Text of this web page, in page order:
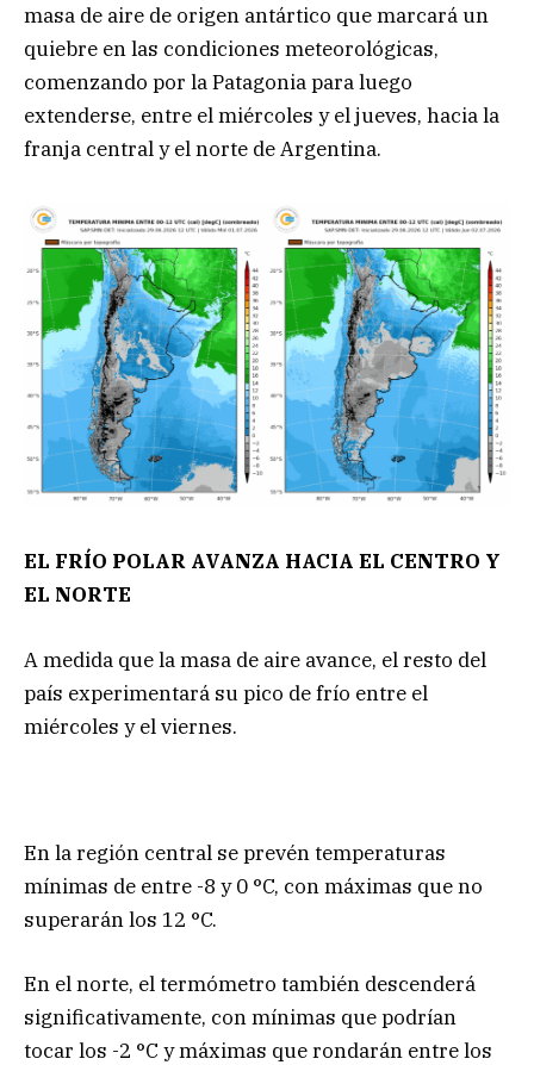
masa de aire de origen antártico que marcará un
quiebre en las condiciones meteorológicas,
comenzando por la Patagonia para luego
extenderse, entre el miércoles y el jueves, hacia la
franja central y el norte de Argentina.
EL FRÍO POLAR AVANZA HACIA EL CENTRO Y
EL NORTE
A medida que la masa de aire avance, el resto del
país experimentará su pico de frío entre el
miércoles y el viernes.
En la región central se prevén temperaturas
mínimas de entre -8 y 0 °C, con máximas que no
superarán los 12 °C.
En el norte, el termómetro también descenderá
significativamente, con mínimas que podrían
tocar los -2 °C y máximas que rondarán entre los